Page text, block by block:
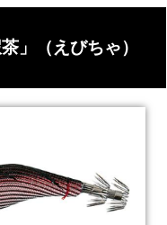
」（えびちゃ）